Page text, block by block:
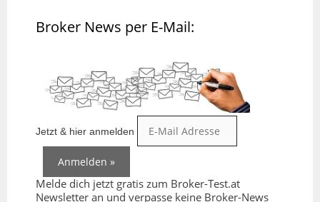
Broker News per E-Mail:
Jetzt & hier anmelden
Melde dich jetzt gratis zum Broker-Test.at
Newsletter an und verpasse keine Broker-News